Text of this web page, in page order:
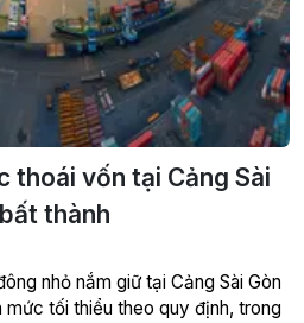
thoái vốn tại Cảng Sài
thành
nhỏ nắm giữ tại Cảng Sài Gòn
tối thiểu theo quy định, trong